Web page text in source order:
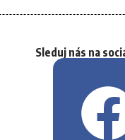
Sleduj nás na